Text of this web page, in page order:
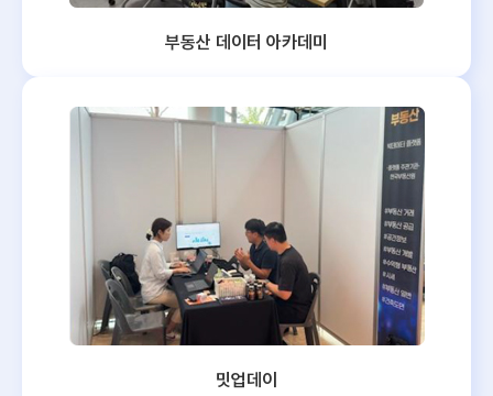
부동산 데이터 아카데미
밋업데이